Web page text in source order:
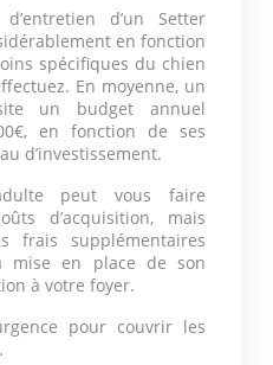
d’un Setter
en fonction
spécifiques du chien
En moyenne, un
un budget annuel
en fonction de ses
d’investissement.
peut vous faire
d’acquisition, mais
frais supplémentaires
mise en place de son
à votre foyer.
pour couvrir les